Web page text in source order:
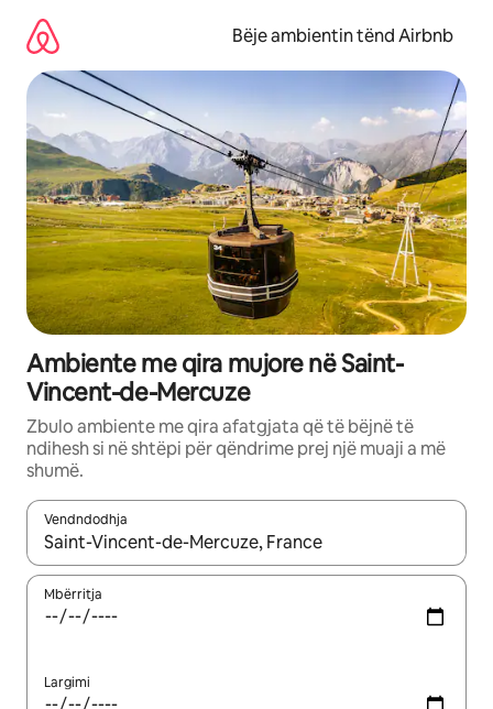
përmbajtja
Bëje ambientin tënd Airbnb
Ambiente me qira mujore në Saint-
Vincent-de-Mercuze
Zbulo ambiente me qira afatgjata që të bëjnë të
ndihesh si në shtëpi për qëndrime prej një muaji a më
shumë.
Vendndodhja
Kur rezultatet të jenë të disponueshme, lëviz me butonat e
Mbërritja
Largimi